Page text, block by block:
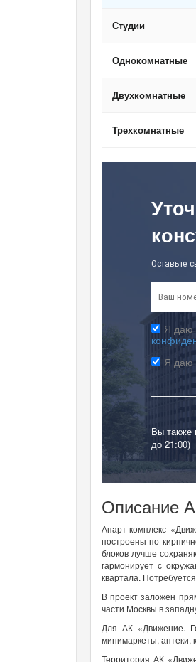
Студии
Однокомнатные
Двухкомнатные
Трехкомнатные
Оставьте
Я даю
Я даю
Вы также
до 21:00)
Описание
Апарт-комплекс
построены по
блоков лучше
гармонирует с
квартала.
В проект заложен
части Москвы в
Для АК «Движение.
минимаркеты, аптеки,
Территория АК